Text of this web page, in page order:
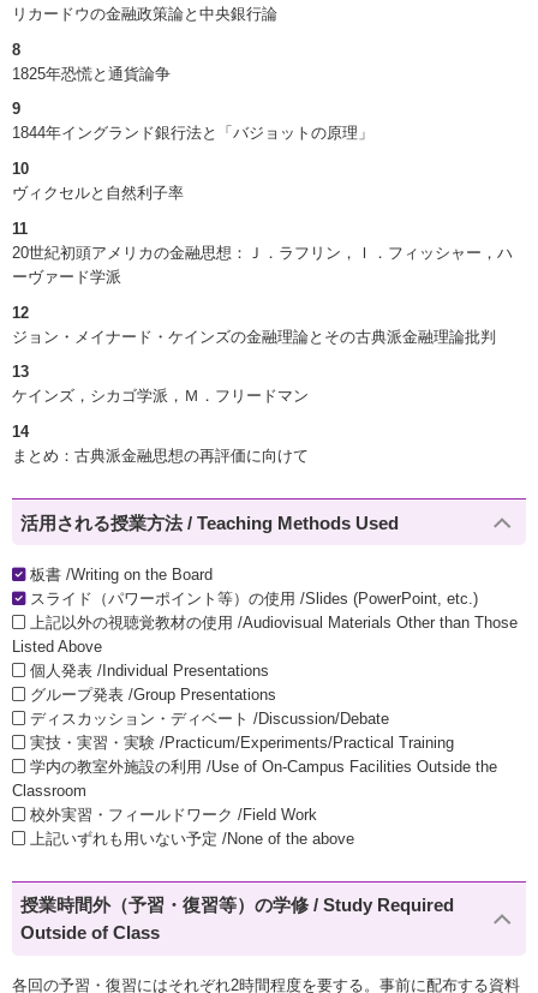
リカードウの金融政策論と中央銀行論
8
1825年恐慌と通貨論争
9
1844年イングランド銀行法と「バジョットの原理」
10
ヴィクセルと自然利子率
11
20世紀初頭アメリカの金融思想：Ｊ．ラフリン，Ｉ．フィッシャー，ハ
ーヴァード学派
12
ジョン・メイナード・ケインズの金融理論とその古典派金融理論批判
13
ケインズ，シカゴ学派，Ｍ．フリードマン
14
まとめ：古典派金融思想の再評価に向けて
活用される授業方法 / Teaching Methods Used
板書 /Writing on the Board
スライド（パワーポイント等）の使用 /Slides (PowerPoint, etc.)
上記以外の視聴覚教材の使用 /Audiovisual Materials Other than Those
Listed Above
個人発表 /Individual Presentations
グループ発表 /Group Presentations
ディスカッション・ディベート /Discussion/Debate
実技・実習・実験 /Practicum/Experiments/Practical Training
学内の教室外施設の利用 /Use of On-Campus Facilities Outside the
Classroom
校外実習・フィールドワーク /Field Work
上記いずれも用いない予定 /None of the above
授業時間外（予習・復習等）の学修 / Study Required
Outside of Class
各回の予習・復習にはそれぞれ2時間程度を要する。事前に配布する資料